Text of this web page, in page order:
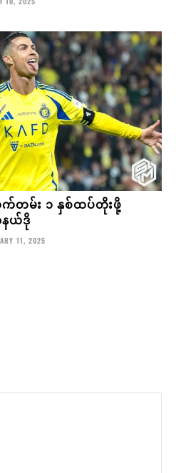
တမ်း ၁ နှစ်ထပ်တိုးဖို့
ယ်ဒို
11, 2025